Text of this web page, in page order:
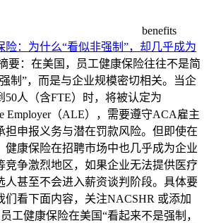
benefits
险：为什么“看似非强制”，却几乎成为
要：在美国，员工健康保险往往不是简
制”，而是与企业规模密切相关。当企
50人（含FTE）时，将被认定为
Employer（ALE），需要遵守ACA雇主
担申报义务与潜在罚款风险。但即使在
健康保险在招聘市场中也几乎成为企业
竞争激烈地区，如果企业无法提供医疗
人甚至不会进入薪资谈判阶段。具体要
们看下面内容，关注NACSHR 或添加
工健康保险在美国“看起来不是强制，